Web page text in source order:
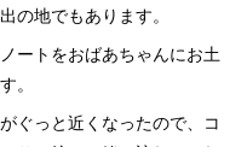
の地でもあります。
ートをおばあちゃんにお土
。
ぐっと近くなったので、コ